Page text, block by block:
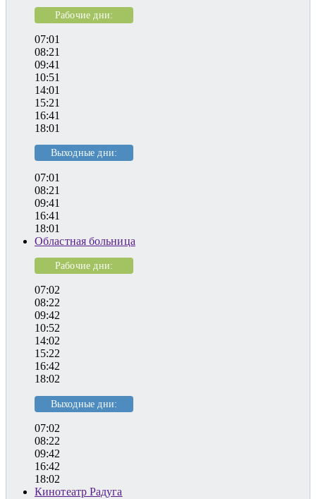
Рабочие дни:
07:01
08:21
09:41
10:51
14:01
15:21
16:41
18:01
Выходные дни:
07:01
08:21
09:41
16:41
18:01
Областная больница
Рабочие дни:
07:02
08:22
09:42
10:52
14:02
15:22
16:42
18:02
Выходные дни:
07:02
08:22
09:42
16:42
18:02
Кинотеатр Радуга